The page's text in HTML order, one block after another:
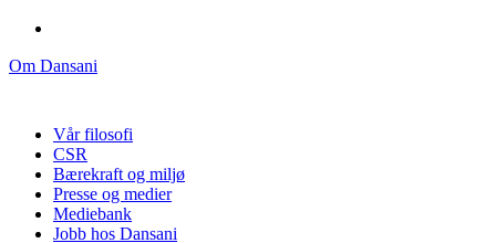
Om Dansani
Vår filosofi
CSR
Bærekraft og miljø
Presse og medier
Mediebank
Jobb hos Dansani